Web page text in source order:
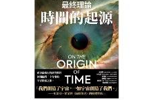
與Gamma AI簡報，讓你
App隨身筆記全面進化
料、產生摘要、建立學習
的申請進行審核，待審核通
以整筆訂單為單位進行取消
Shopping cart
始使用？
讀載具